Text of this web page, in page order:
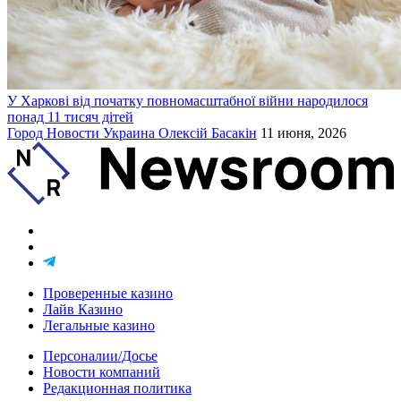
У Харкові від початку повномасштабної війни народилося
понад 11 тисяч дітей
Город Новости Украина Олексій Басакін 11 июня, 2026
Проверенные казино
Лайв Казино
Легальные казино
Персоналии/Досье
Новости компаний
Редакционная политика